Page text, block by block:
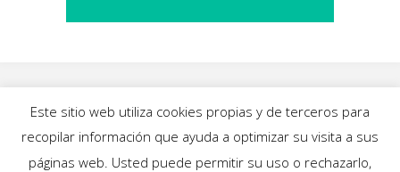
Este sitio web utiliza cookies propias y de terceros para
recopilar información que ayuda a optimizar su visita a sus
páginas web. Usted puede permitir su uso o rechazarlo,